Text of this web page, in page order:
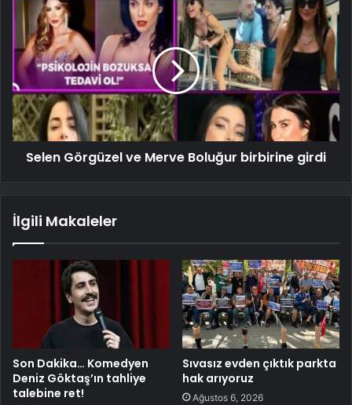
Selen Görgüzel ve Merve Boluğur birbirine girdi
İlgili Makaleler
Son Dakika… Komedyen
Deniz Göktaş’ın tahliye
talebine ret!
Sıvasız evden çıktık parkta
hak arıyoruz
Ağustos 6, 2026